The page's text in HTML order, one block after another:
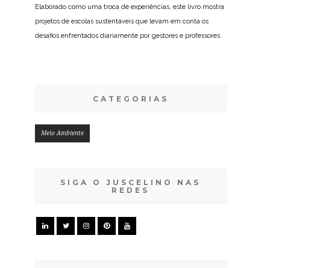
Elaborado como uma troca de experiências, este livro mostra
projetos de escolas sustentáveis que levam em conta os
desafios enfrentados diariamente por gestores e professores.
CATEGORIAS
Meio Ambiente
SIGA O JUSCELINO NAS
REDES